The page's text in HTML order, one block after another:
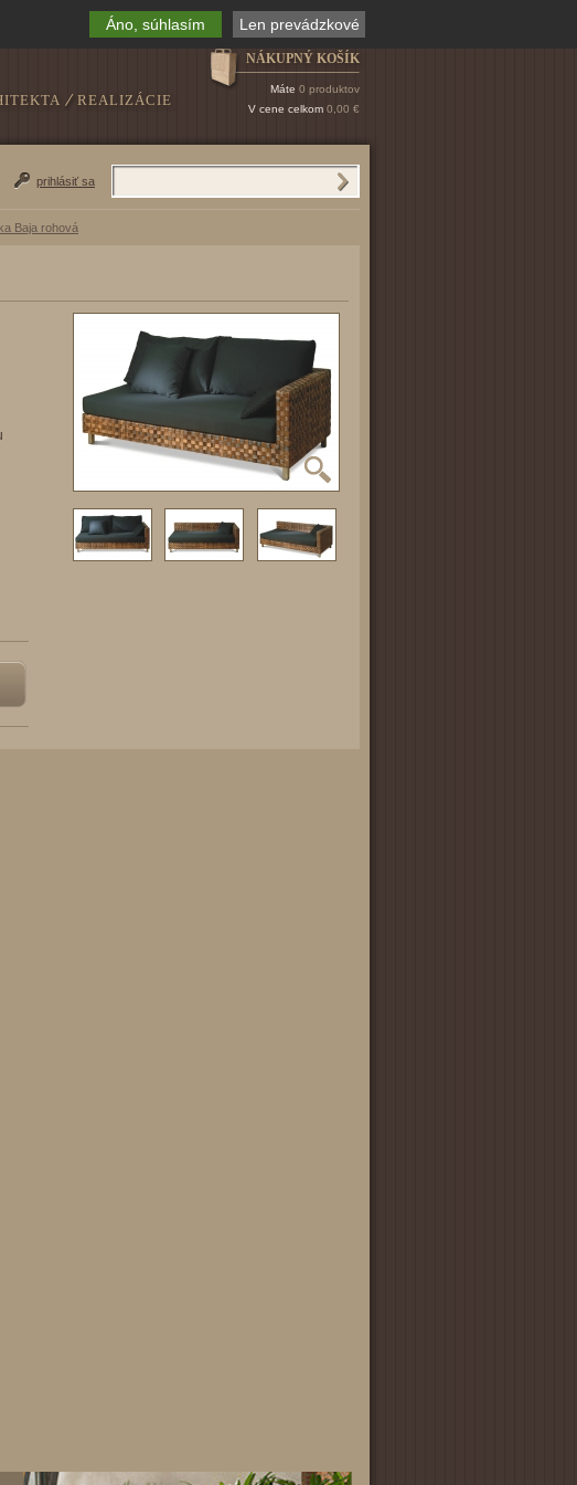
NÁKUPNÝ KOŠÍK
Máte 0 produktov
V cene celkom 0,00 €
REALIZÁCIE
prihlásiť sa
Baja rohová
Áno, súhlasím Len prevádzkové